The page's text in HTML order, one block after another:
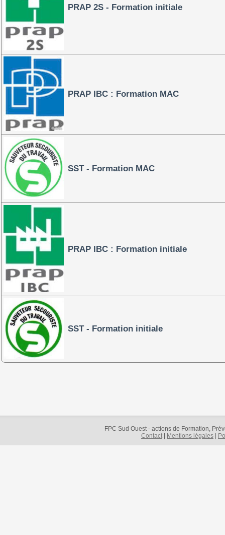
PRAP 2S - Formation initiale
PRAP IBC : Formation MAC
SST - Formation MAC
PRAP IBC : Formation initiale
SST - Formation initiale
FPC Sud Ouest - actions de Formation,
Contact | Mentions légales |